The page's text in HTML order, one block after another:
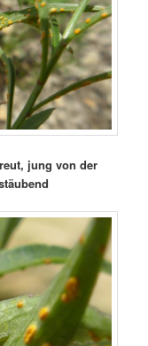
jung von der